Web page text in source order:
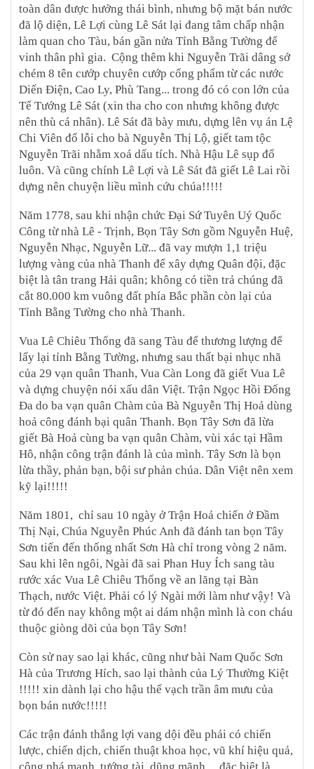
toàn dân được hưởng thái bình, nhưng bộ mặt bán nước
đã lộ diện, Lê Lợi cùng Lê Sát lại đang tâm chấp nhận
làm quan cho Tàu, bán gần nửa Tỉnh Bằng Tường để
vinh thân phì gia. Cộng thêm khi Nguyễn Trãi dâng sớ
chém 8 tên cướp chuyên cướp cống phẩm từ các nước
Diến Điện, Cao Ly, Phù Tang... trong đó có con lớn của
Tể Tướng Lê Sát (xin tha cho con nhưng không được
nên thù cá nhân). Lê Sát đã bày mưu, dựng lên vụ án Lệ
Chi Viên đổ lỗi cho bà Nguyễn Thị Lộ, giết tam tộc
Nguyễn Trãi nhằm xoá dấu tích. Nhà Hậu Lê sụp đổ
luôn. Và cũng chính Lê Lợi và Lê Sát đã giết Lê Lai rồi
dựng nên chuyện liều mình cứu chúa!!!!!
Năm 1778, sau khi nhận chức Đại Sứ Tuyên Uý Quốc
Công từ nhà Lê - Trịnh, Bọn Tây Sơn gồm Nguyễn Huệ,
Nguyễn Nhạc, Nguyễn Lữ... đã vay mượn 1,1 triệu
lượng vàng của nhà Thanh để xây dựng Quân đội, đặc
biệt là tân trang Hải quân; không có tiền trả chúng đã
cắt 80.000 km vuông đất phía Bắc phần còn lại của
Tỉnh Bằng Tường cho nhà Thanh.
Vua Lê Chiêu Thống đã sang Tàu để thương lượng để
lấy lại tỉnh Bằng Tường, nhưng sau thất bại nhục nhã
của 29 vạn quân Thanh, Vua Càn Long đã giết Vua Lê
và dựng chuyện nói xấu dân Việt. Trận Ngọc Hồi Đống
Đa do ba vạn quân Chàm của Bà Nguyễn Thị Hoả dùng
hoả công đánh bại quân Thanh. Bọn Tây Sơn đã lừa
giết Bà Hoả cùng ba vạn quân Chàm, vùi xác tại Hầm
Hô, nhận công trận đánh là của mình. Tây Sơn là bọn
lừa thầy, phản bạn, bội sư phản chúa. Dân Việt nên xem
kỹ lại!!!!!
Năm 1801, chỉ sau 10 ngày ở Trận Hoả chiến ở Đầm
Thị Nại, Chúa Nguyễn Phúc Anh đã đánh tan bọn Tây
Sơn tiến đến thống nhất Sơn Hà chỉ trong vòng 2 năm.
Sau khi lên ngôi, Ngài đã sai Phan Huy Ích sang tàu
rước xác Vua Lê Chiêu Thống về an lăng tại Bàn
Thạch, nước Việt. Phải có lý Ngài mới làm như vậy! Và
từ đó đến nay không một ai dám nhận mình là con cháu
thuộc giòng dõi của bọn Tây Sơn!
Còn sử nay sao lại khác, cũng như bài Nam Quốc Sơn
Hà của Trương Hích, sao lại thành của Lý Thường Kiệt
!!!!! xin dành lại cho hậu thế vạch trần âm mưu của
bọn bán nước!!!!!
Các trận đánh thắng lợi vang dội đều phải có chiến
lược, chiến dịch, chiến thuật khoa học, vũ khí hiệu quả,